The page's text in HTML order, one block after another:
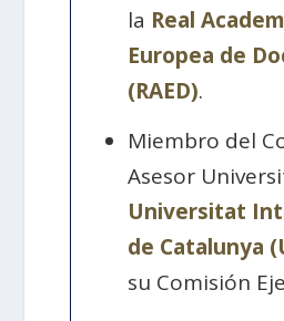
la Real
Europea de
(RAED).
Miembro del
Asesor
Universitat
de Catalunya
su Comisión